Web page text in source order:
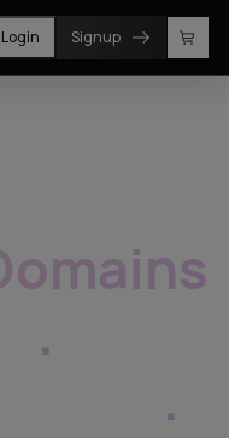
Login Signup
.
.